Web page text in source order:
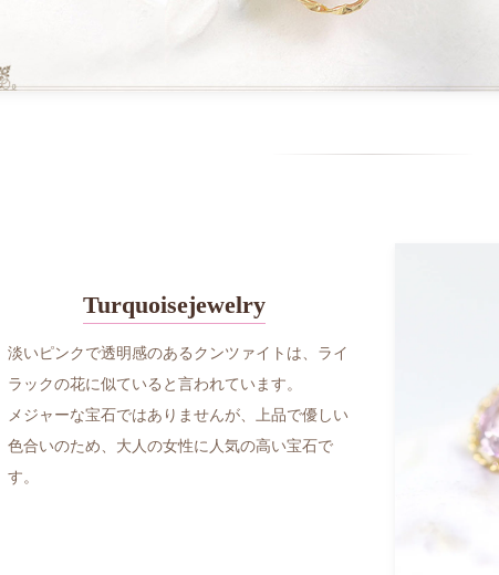
Turquoisejewelry
淡いピンクで透明感のあるクンツァイトは、ライ
ラックの花に似ていると言われています。
メジャーな宝石ではありませんが、上品で優しい
色合いのため、大人の女性に人気の高い宝石で
す。